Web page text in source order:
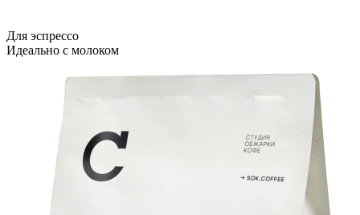
Для эспрессо
Идеально с молоком